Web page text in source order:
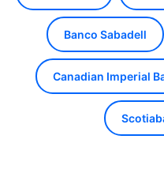
Banco Sabadell
Canadian Imperial